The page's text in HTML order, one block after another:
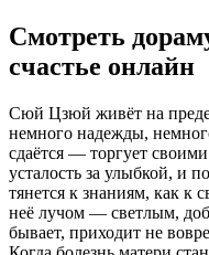
Смотреть
счастье онлайн
Сюй Цзюй живёт на
немного надежды,
сдаётся — торгует
усталость за улыбкой, и
тянется к знаниям, как к
неё лучом — светлым,
бывает, приходит не